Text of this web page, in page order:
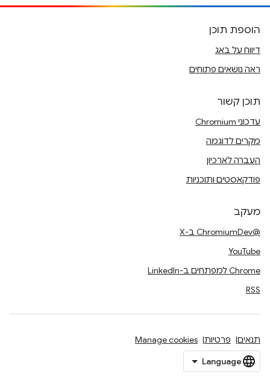
הוספת תוכן
דיווח על באג
ראה נושאים פתוחים
תוכן קשור
עדכוני Chromium
מקרים לדוגמה
העברה לארכיון
פודקאסטים ותוכניות
מעקב
@ChromiumDev ב-X
YouTube
Chrome למפתחים ב-LinkedIn
RSS
תנאים פרטיות Manage cookies